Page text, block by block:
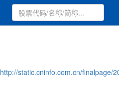
http://static.cninfo.com.cn/finalpage/